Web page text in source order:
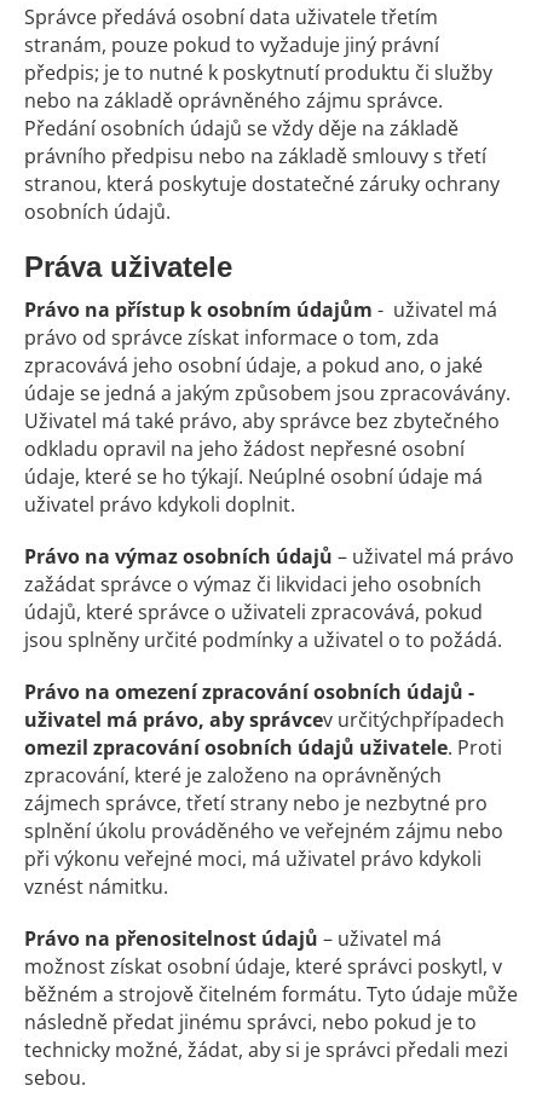
Správce předává osobní data uživatele třetím
stranám, pouze pokud to vyžaduje jiný právní
předpis; je to nutné k poskytnutí produktu či služby
nebo na základě oprávněného zájmu správce.
Předání osobních údajů se vždy děje na základě
právního předpisu nebo na základě smlouvy s třetí
stranou, která poskytuje dostatečné záruky ochrany
osobních údajů.
Práva uživatele
Právo na přístup k osobním údajům - uživatel má
právo od správce získat informace o tom, zda
zpracovává jeho osobní údaje, a pokud ano, o jaké
údaje se jedná a jakým způsobem jsou zpracovávány.
Uživatel má také právo, aby správce bez zbytečného
odkladu opravil na jeho žádost nepřesné osobní
údaje, které se ho týkají. Neúplné osobní údaje má
uživatel právo kdykoli doplnit.
Právo na výmazosobních údajů – uživatel má právo
zažádat správce o výmaz či likvidaci jeho osobních
údajů, které správce o uživateli zpracovává, pokud
jsou splněny určité podmínky a uživatel o to požádá.
Právo na omezení zpracování osobních údajů -
uživatel má právo, aby správcev určitýchpřípadech
omezil zpracování osobních údajů uživatele. Proti
zpracování, které je založeno na oprávněných
zájmech správce, třetí strany nebo je nezbytné pro
splnění úkolu prováděného ve veřejném zájmu nebo
při výkonu veřejné moci, má uživatel právo kdykoli
vznést námitku.
Právo na přenositelnost údajů – uživatel má
možnost získat osobní údaje, které správci poskytl, v
běžném a strojově čitelném formátu. Tyto údaje může
následně předat jinému správci, nebo pokud je to
technicky možné, žádat, aby si je správci předali mezi
sebou.